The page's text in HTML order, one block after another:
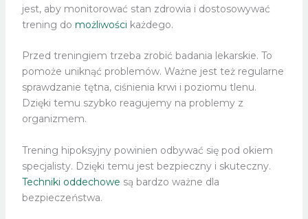
jest, aby monitorować stan zdrowia i dostosowywać
trening do możliwości każdego.
Przed treningiem trzeba zrobić badania lekarskie. To
pomoże uniknąć problemów. Ważne jest też regularne
sprawdzanie tętna, ciśnienia krwi i poziomu tlenu.
Dzięki temu szybko reagujemy na problemy z
organizmem.
Trening hipoksyjny powinien odbywać się pod okiem
specjalisty. Dzięki temu jest bezpieczny i skuteczny.
Techniki oddechowe są bardzo ważne dla
bezpieczeństwa.